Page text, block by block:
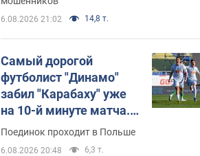
6.08.2026 21:02 14,8 т.
Самый дорогой
футболист "Динамо"
забил "Карабаху" уже
на 10-й минуте матча.
Видео
Поединок проходит в Польше
6.08.2026 20:48 6,3 т.